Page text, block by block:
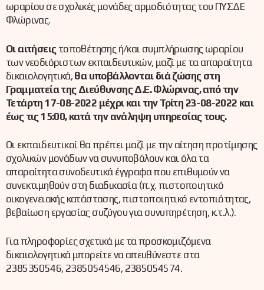
ωραρίου σε σχολικές μονάδες αρμοδιότητας του ΠΥΣΔΕ
Φλώρινας.
Οι αιτήσεις τοποθέτησης ή/και συμπλήρωσης ωραρίου
των νεοδιόριστων εκπαιδευτικών, μαζί με τα απαραίτητα
δικαιολογητικά, θα υποβάλλονται διά ζώσης στη
Γραμματεία της Διεύθυνσης Δ.Ε. Φλώρινας, από την
Τετάρτη 17-08-2022 μέχρι και την Τρίτη 23-08-2022 και
έως τις 15:00, κατά την ανάληψη υπηρεσίας τους.
Οι εκπαιδευτικοί θα πρέπει μαζί με την αίτηση προτίμησης
σχολικών μονάδων να συνυποβάλουν και όλα τα
απαραίτητα συνοδευτικά έγγραφα που επιθυμούν να
συνεκτιμηθούν στη διαδικασία (π.χ. πιστοποιητικό
οικογενειακής κατάστασης, πιστοποιητικό εντοπιότητας,
βεβαίωση εργασίας συζύγου για συνυπηρέτηση, κ.τ.λ.).
Για πληροφορίες σχετικά με τα προσκομιζόμενα
δικαιολογητικά μπορείτε να απευθύνεστε στα
2385350546, 2385054546, 2385054574.